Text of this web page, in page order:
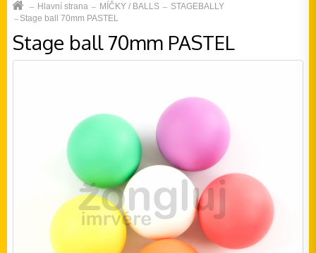
Hlavní strana MÍČKY / BALLS
STAGEBALLY
Stage ball 70mm PASTEL
Stage ball 70mm PASTEL